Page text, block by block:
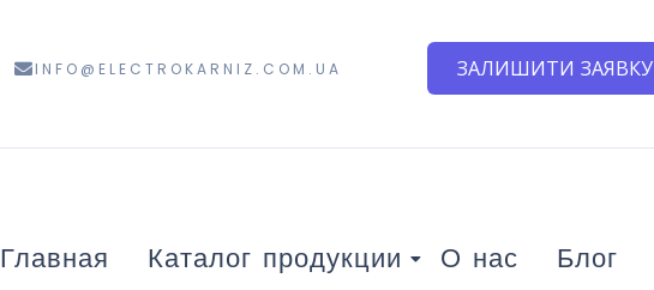
INFO@ELECTROKARNIZ.COM.UA ЗАЛИШИТИ ЗАЯВКУ
Главная Каталог продукции О нас Блог